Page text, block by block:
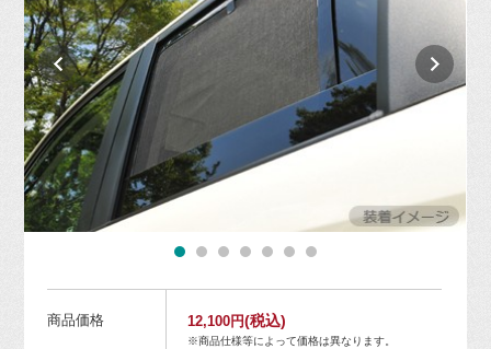
商品価格 12,100円(税込)
※商品仕様等によって価格は異なります。